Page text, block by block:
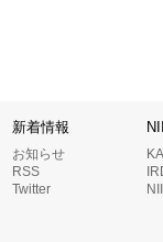
新着情報
お知らせ
RSS
Twitter